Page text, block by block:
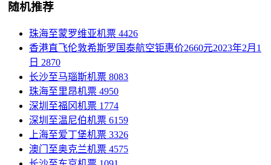
随机推荐
珠海至蒙罗维亚机票 4426
香港直飞伦敦希斯罗国泰航空钜惠价2660元2023年2月1
日 2870
长沙至马瑙斯机票 8083
珠海至里昂机票 4950
深圳至福冈机票 1774
深圳至温尼伯机票 6159
上海至爱丁堡机票 3326
澳门至奥克兰机票 4575